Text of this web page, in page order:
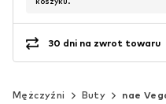
30 dni na zwrot towaru
Mężczyźni Buty nae